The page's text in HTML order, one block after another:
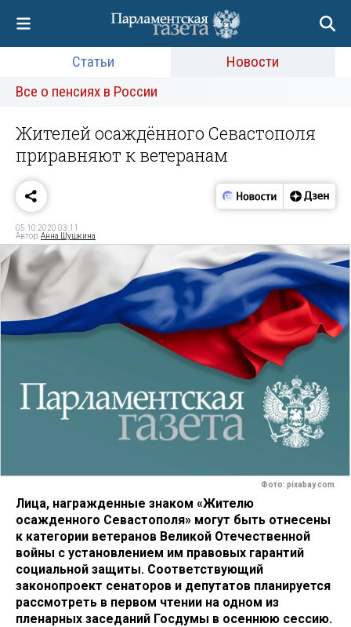
Статьи
Новости
Все о пенсиях в России
Жителей осаждённого Севастополя
приравняют к ветеранам
05.10.2020 03:11
Автор:Анна Шушкина
Фото: pixabay.com
Лица, награжденные знаком «Жителю
осажденного Севастополя» могут быть отнесены
к категории ветеранов Великой Отечественной
войны с установлением им правовых гарантий
социальной защиты. Соответствующий
законопроект сенаторов и депутатов планируется
рассмотреть в первом чтении на одном из
пленарных заседаний Госдумы в осеннюю сессию.